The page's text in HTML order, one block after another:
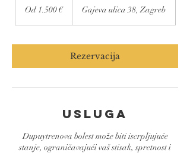
euraOd 1.500 € Gajeva ulica 38, Zagreb
Rezervacija
Usluga
Dupuytrenova bolest može biti iscrpljujuće
stanje, ograničavajući vaš stisak, spretnost i